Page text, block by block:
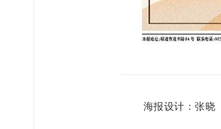
海报设计：张晓